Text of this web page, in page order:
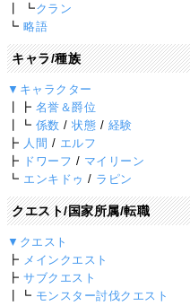
┃ ┗クラン
┗略語
キャラ/種族
▼キャラクター
┃┣ 名誉＆爵位
┃┗ 係数 /状態 / 経験
┣ 人間 / エルフ
┣ ドワーフ / マイリーン
┗ エンキドゥ / ラピン
クエスト/国家所属/転職
▼クエスト
┣ メインクエスト
┣サブクエスト
┃┗ モンスター討伐クエスト